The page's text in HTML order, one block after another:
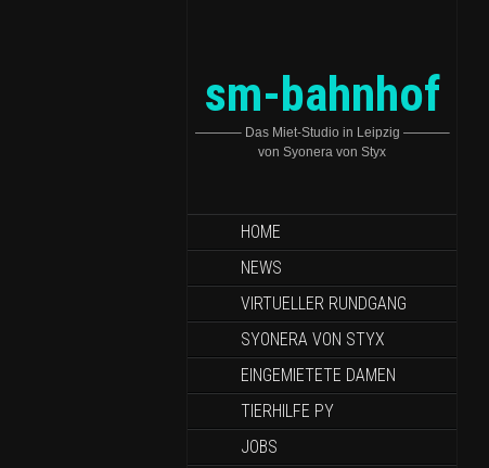
sm-bahnhof
———– Das Miet-Studio in Leipzig ———–
von Syonera von Styx
HOME
NEWS
VIRTUELLER RUNDGANG
SYONERA VON STYX
EINGEMIETETE DAMEN
TIERHILFE PY
JOBS